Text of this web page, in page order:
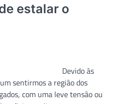
estalar o
Devido às
sentirmos a região dos
com uma leve tensão ou